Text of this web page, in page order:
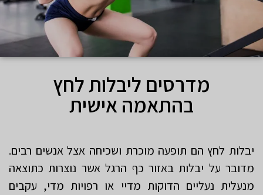
מדרסים ליבלות לחץ
בהתאמה אישית
יבלות לחץ הם תופעה מוכרת ושכיחה אצל אנשים רבים.
מדובר על יבלות באזור כף הרגל אשר נוצרות כתוצאה
מנעלית נעליים הדוקות מדיי או רפויות מדי, עקבים